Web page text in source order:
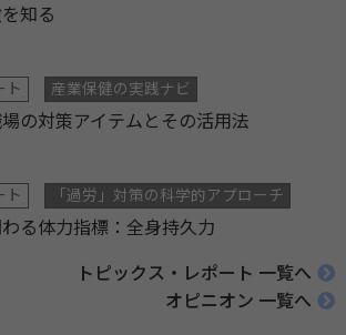
知る
ト
産業保健の実践ナビ
場の対策アイテムとその活用法
ト
「過労」対策の科学的アプローチ
る体力指標：全身持久力
トピックス・レポート 一覧へ
オピニオン 一覧へ